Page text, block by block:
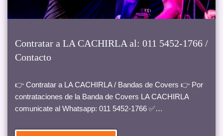
Contratar a LA CACHIRLA al: 011 5452-1766 /
Contacto
👉 Contratar a LA CACHIRLA / Bandas de Covers 👉 Por
contrataciones de la Banda de Covers LA CACHIRLA
comunicate al Whatsapp: 011 5452-1766 ✅…